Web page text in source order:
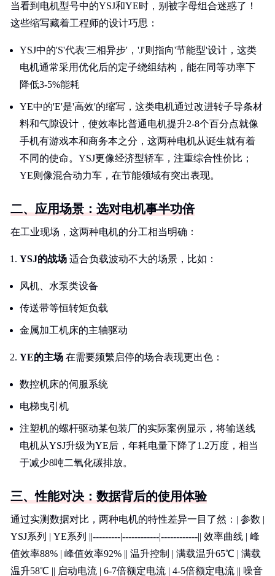
当看到电机型号中的YSJ和YE时，别被字母组合迷惑了！
这些缩写藏着工程师的设计巧思：
YSJ中的'S'代表'三相异步'，'J'则指向'节能型'设计，这类
电机通常采用优化后的定子绕组结构，能在同等功率下
降低3-5%能耗
YE中的'E'是'高效'的缩写，这类电机通过改进转子导条材
料和气隙设计，使效率比普通电机提升2-8个百分点就像
手机有游戏本和商务本之分，这两种电机从诞生就有着
不同的使命。YSJ更像经济型轿车，注重综合性价比；
YE则像混合动力车，在节能领域有突出表现。
二、应用场景：选对电机事半功倍
在工业现场，这两种电机的分工相当明确：
YSJ的战场 适合负载波动不大的场景，比如：
风机、水泵类设备
传送带等恒转矩负载
金属加工机床的主轴驱动
YE的主场 在需要频繁启停的场合表现更出色：
数控机床的伺服系统
电梯曳引机
注塑机的螺杆驱动某包装厂的实际案例显示，将输送线
电机从YSJ升级为YE后，年耗电量下降了1.2万度，相当
于减少8吨二氧化碳排放。
三、性能对决：数据背后的使用体验
通过实测数据对比，两种电机的特性差异一目了然：| 参数 |
YSJ系列 | YE系列 ||---------|------------|------------|| 效率曲线 | 峰
值效率88% | 峰值效率92% || 温升控制 | 满载温升65℃ | 满载
温升58℃ || 启动电流 | 6-7倍额定电流 | 4-5倍额定电流 || 噪音